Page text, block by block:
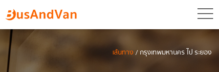
เส้นทาง/ กรุงเทพมหานคร ไป ระยอง